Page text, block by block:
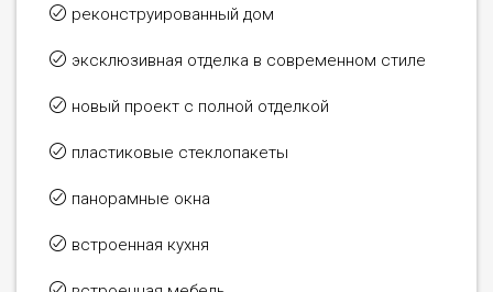
реконструированный дом
эксклюзивная отделка в современном стиле
новый проект с полной отделкой
пластиковые стеклопакеты
панорамные окна
встроенная кухня